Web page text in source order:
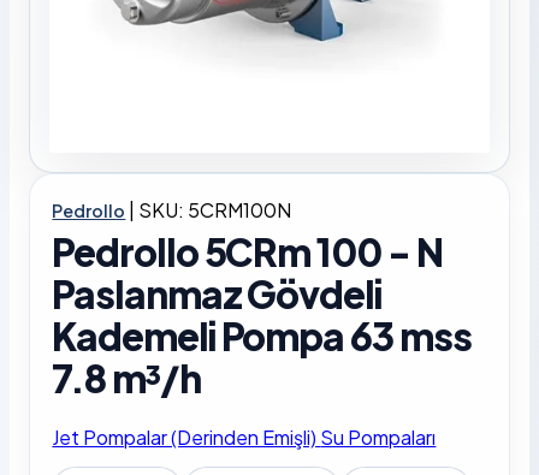
Pedrollo | SKU: 5CRM100N
Pedrollo 5CRm 100 - N
Paslanmaz Gövdeli
Kademeli Pompa 63 mss
7.8 m³/h
Jet Pompalar (Derinden Emişli) Su Pompaları